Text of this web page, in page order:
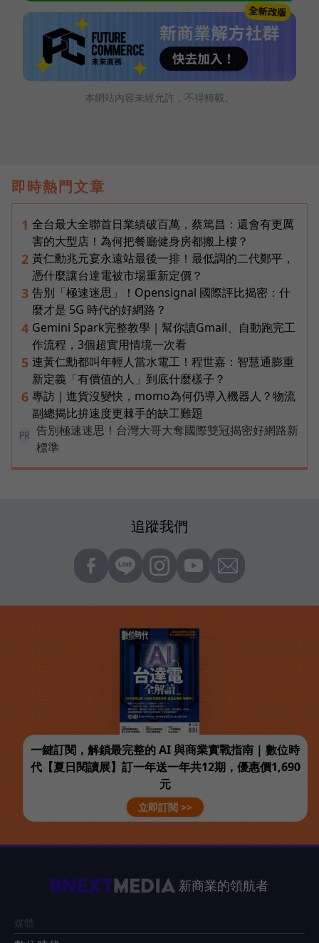
本網站內容未經允許，不得轉載。
即時熱門文章
1 全台最大全聯首日業績破百萬，蔡篤昌：還會有更厲
害的大型店！為何把餐廳健身房都搬上樓？
2 黃仁勳兆元宴永遠站最後一排！最低調的二代鄭平，
憑什麼讓台達電被市場重新定價？
3 告別「極速迷思」！Opensignal 國際評比揭密：什
麼才是 5G 時代的好網路？
4 Gemini Spark完整教學｜幫你讀Gmail、自動跑完工
作流程，3個超實用情境一次看
5 連黃仁勳都叫年輕人當水電工！程世嘉：智慧通膨重
新定義「有價值的人」到底什麼樣子？
6 專訪｜進貨沒變快，momo為何仍導入機器人？物流
副總揭比拚速度更棘手的缺工難題
PR
告別極速迷思！台灣大哥大奪國際雙冠揭密好網路新
標準
追蹤我們
一鍵訂閱，解鎖最完整的 AI 與商業實戰指南 | 數位時
代【夏日閱讀展】訂一年送一年共12期，優惠價1,690
元
立即訂閱 >>
新商業的領航者
媒體